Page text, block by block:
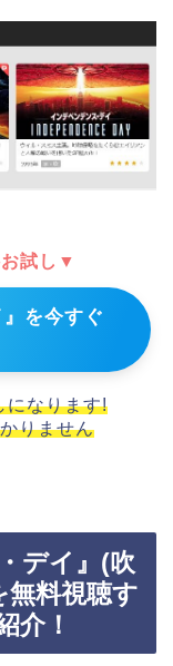
試し▼
を今すぐ
なります!
りません
デイ』(吹
無料視聴す
介！